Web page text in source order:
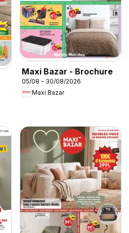
Maxi Bazar - Brochure
05/08 - 30/08/2026
Maxi Bazar